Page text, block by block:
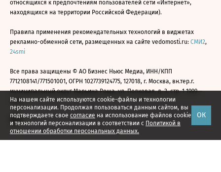
На нашем сайте используются cookie-файлы и технологии
персонализации. Продолжая пользоваться данным сайтом, вы
подтверждаете свое согласие на использование файлов cookie
и технологий персонализации в соответствии с Политикой в
отношении обработки персональных данных.
ОК
относящихся к предпочтениям пользователей сети «Интернет»,
находящихся на территории Российской Федерации).
Правила применения рекомендательных технологий в виджетах
рекламно-обменной сети, размещенных на сайте vedomosti.ru: СМИ2,
24smi
Все права защищены © АО Бизнес Ньюс Медиа, ИНН/КПП
7712108141/771501001, ОГРН 1027739124775, 127018, г. Москва, вн.тер.г.
муниципальный округ Марьина Роща, ул. Полковая, д. 3, стр. 1 1999—
2026